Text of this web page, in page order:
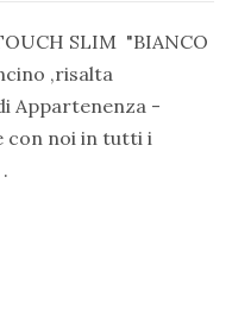
SLIM "BIANCO
,risalta
Appartenenza -
con noi in tutti i